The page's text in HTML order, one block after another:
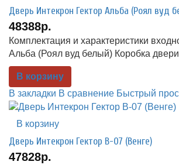
Дверь Интекрон Гектор Альба (Роял вуд
48388р.
Комплектация и характеристики
Альба (Роял вуд белый) Коробка
В корзину
В закладки В сравнение Быстрый
В корзину
Дверь Интекрон Гектор В-07 (Венге)
47828р.